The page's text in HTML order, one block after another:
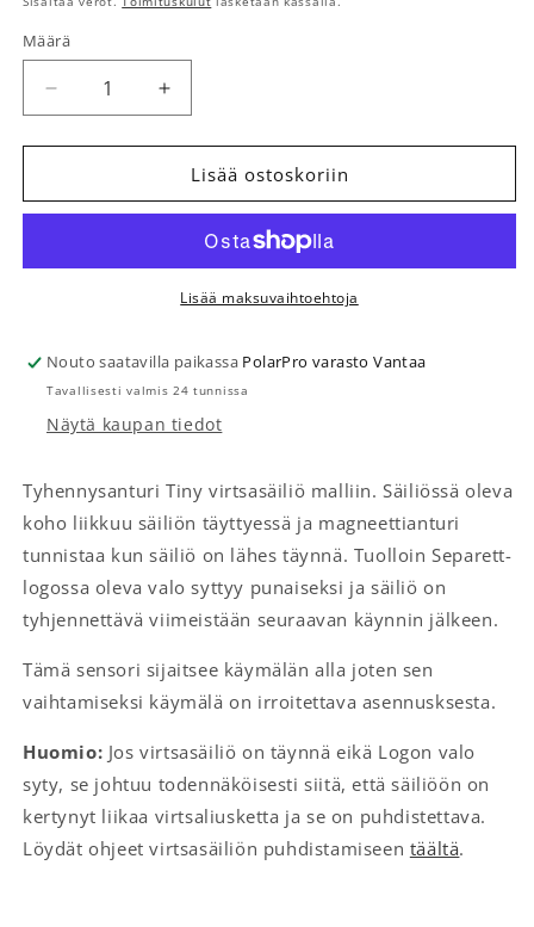
Määrä
Määrä
Vähennä tuotteen Virtsasäiliön tyhtennysanturi
Lisää tuotteen Virtsasäiliön
Lisää ostoskoriin
Lisää maksuvaihtoehtoja
Nouto saatavilla paikassa PolarPro varasto Vantaa
Tavallisesti valmis 24 tunnissa
Näytä kaupan tiedot
Tyhennysanturi Tiny virtsasäiliö malliin. Säiliössä oleva
koho liikkuu säiliön täyttyessä ja magneettianturi
tunnistaa kun säiliö on lähes täynnä. Tuolloin Separett-
logossa oleva valo syttyy punaiseksi ja säiliö on
tyhjennettävä viimeistään seuraavan käynnin jälkeen.
Tämä sensori sijaitsee käymälän alla joten sen
vaihtamiseksi käymälä on irroitettava asennusksesta.
Huomio: Jos virtsasäiliö on täynnä eikä Logon valo
syty, se johtuu todennäköisesti siitä, että säiliöön on
kertynyt liikaa virtsaliusketta ja se on puhdistettava.
Löydät ohjeet virtsasäiliön puhdistamiseen täältä.